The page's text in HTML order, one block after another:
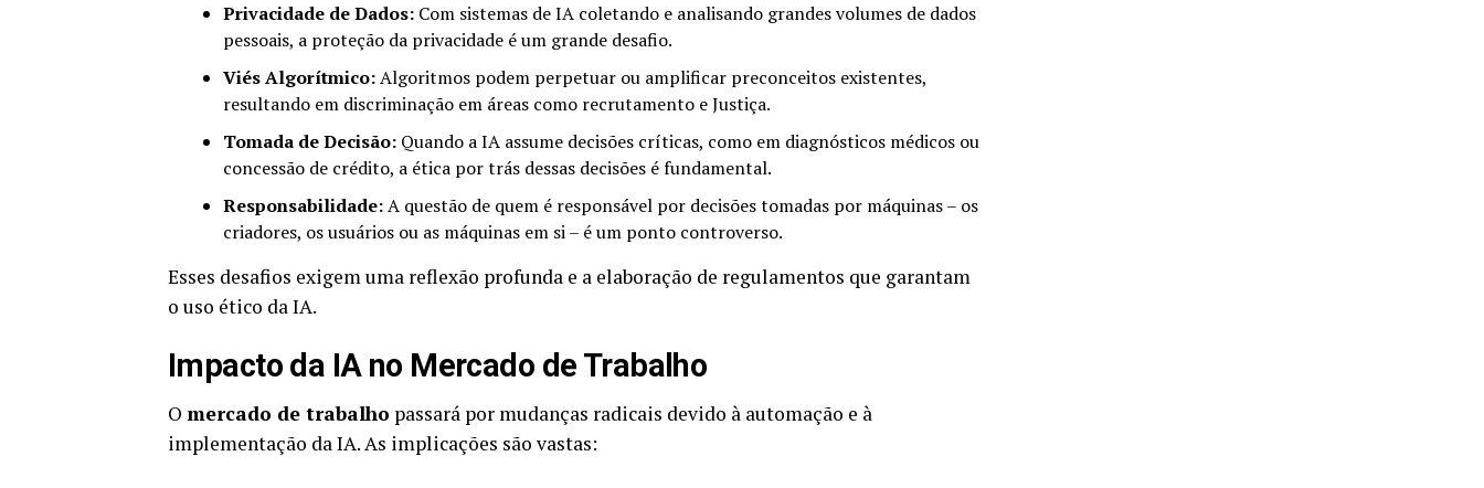
Privacidade de Dados: Com sistemas de IA coletando e analisando grandes volumes de dados
pessoais, a proteção da privacidade é um grande desafio.
Viés Algorítmico:Algoritmos podem perpetuar ou amplificar preconceitos existentes,
resultando em discriminação em áreas como recrutamento e Justiça.
Tomada de Decisão: Quando a IA assume decisões críticas, como em diagnósticos médicos ou
concessão de crédito, a ética por trás dessas decisões é fundamental.
Responsabilidade:A questão de quem é responsável por decisões tomadas por máquinas – os
criadores, os usuários ou as máquinas em si – é um ponto controverso.
Esses desafios exigem uma reflexão profunda e a elaboração de regulamentos que garantam
o uso ético da IA.
Impacto da IA no Mercado de Trabalho
O mercado de trabalho passará por mudanças radicais devido à automação e à
implementação da IA. As implicações são vastas: